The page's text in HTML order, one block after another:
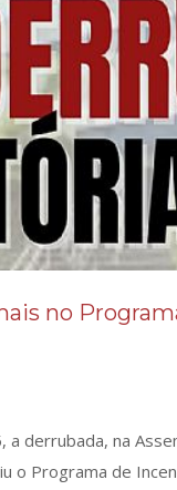
no
a derrubada, na
o Programa de